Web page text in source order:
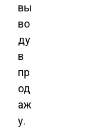
вы
во
ду
в
пр
од
аж
у.